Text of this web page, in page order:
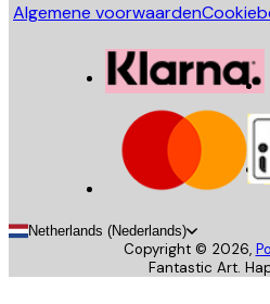
Algemene voorwaarden
Netherlands (Nederlands)
Copyright © 2026,
Fantastic Art.